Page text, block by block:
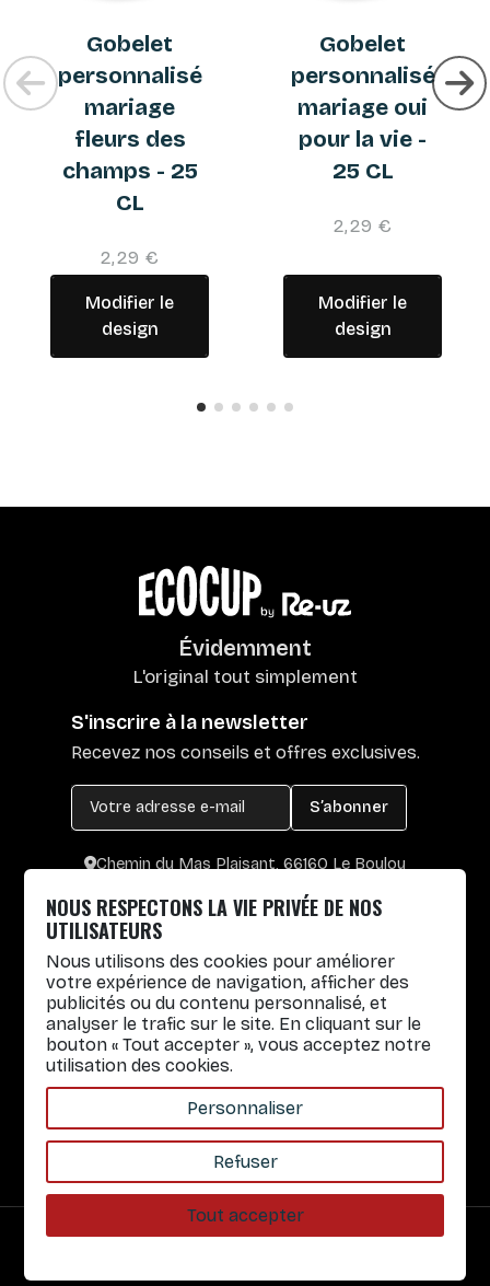
Gobelet
personnalisé
mariage
fleurs des
champs - 25
CL
2,29 €
Modifier le
design
Gobelet
personnalisé
mariage oui
pour la vie -
25 CL
2,29 €
Modifier le
design
Évidemment
L'original tout simplement
S'inscrire à la newsletter
Recevez nos conseils et offres exclusives.
S’abonner
Chemin du Mas Plaisant, 66160 Le Boulou
Lun. au Vend. : 8h30-12h30 / 14h-17h
Gobelets réutilisables
Infos pratiques
Liens rapides
Nos Services
À propos
NOUS RESPECTONS LA VIE PRIVÉE DE NOS
UTILISATEURS
Nous utilisons des cookies pour améliorer
votre expérience de navigation, afficher des
publicités ou du contenu personnalisé, et
analyser le trafic sur le site. En cliquant sur le
bouton « Tout accepter », vous acceptez notre
utilisation des cookies.
Personnaliser
Refuser
Tout accepter